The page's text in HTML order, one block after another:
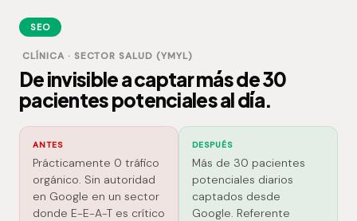
SEO
CLÍNICA · SECTOR SALUD (YMYL)
De invisible a captar más de 30
pacientes potenciales al día.
ANTES
Prácticamente 0 tráfico
orgánico. Sin autoridad
en Google en un sector
donde E-E-A-T es crítico
DESPUÉS
Más de 30 pacientes
potenciales diarios
captados desde
Google. Referente